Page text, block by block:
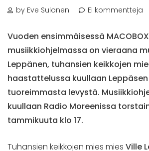
by Eve Sulonen Ei kommentteja
Vuoden ensimmäisessä
musiikkiohjelmassa on vieraana
Leppänen, tuhansien keikkojen
haastattelussa kuullaan
tuoreimmasta levystä.
kuullaan Radio Moreenissa
tammikuuta klo 17.
Tuhansien keikkojen mies mies Ville